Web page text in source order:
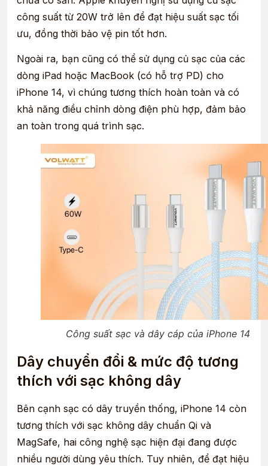
công suất từ 20W trở lên để đạt hiệu suất sạc tối
ưu, đồng thời bảo vệ pin tốt hơn.
Ngoài ra, bạn cũng có thể sử dụng củ sạc của các
dòng iPad hoặc MacBook (có hỗ trợ PD) cho
iPhone 14, vì chúng tương thích hoàn toàn và có
khả năng điều chỉnh dòng điện phù hợp, đảm bảo
an toàn trong quá trình sạc.
Công suất sạc và dây cáp của iPhone 14
Dây chuyển đổi & mức độ tương
thích với sạc không dây
Bên cạnh sạc có dây truyền thống, iPhone 14 còn
tương thích với sạc không dây chuẩn Qi và
MagSafe, hai công nghệ sạc hiện đại đang được
nhiều người dùng yêu thích. Tuy nhiên, để đạt hiệu